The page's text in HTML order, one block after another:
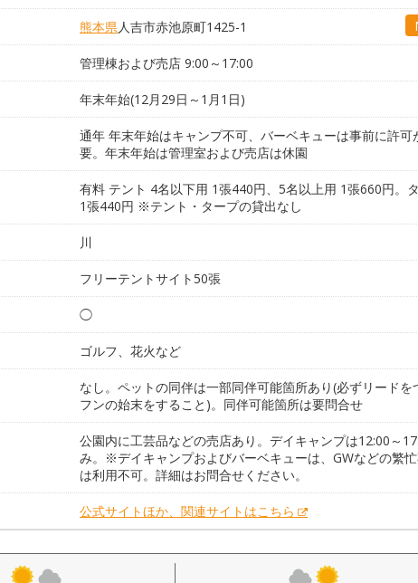
熊本県人吉市赤池原町1425-1
管理棟および売店 9:00～17:00
年末年始(12月29日～1月1日)
通年 年末年始はキャンプ不可、バーベキューは事前に許可
要。年末年始は管理室および売店は休園
有料 テント 4名以下用 1張440円、5名以上用 1張660円。
1張440円 ※テント・タープの貸出なし
川
フリーテントサイト50張
◯
ゴルフ、花火など
なし。ペットの同伴は一部同伴可能箇所あり(必ずリードを
フンの始末をすること)。同伴可能箇所は要問合せ
公園内に工芸品などの売店あり。デイキャンプは12:00～
み。※デイキャンプおよびバーベキューは、GWなどの繁
は利用不可。詳細はお問合せください。
公式サイトほか、関連サイトはこちら